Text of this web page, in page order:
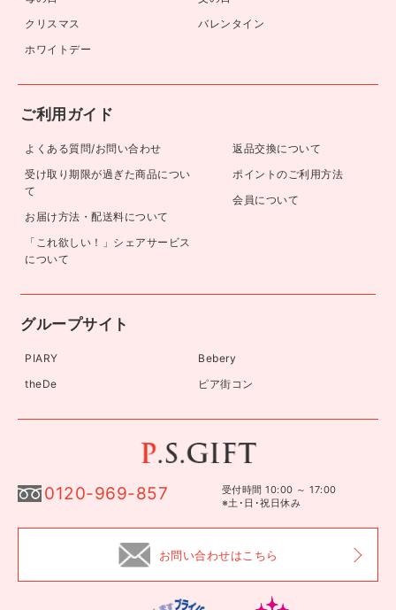
クリスマス
バレンタイン
ホワイトデー
ご利用ガイド
よくある質問/お問い合わせ
受け取り期限が過ぎた商品につい
て
お届け方法・配送料について
「これ欲しい！」シェアサービス
について
返品交換について
ポイントのご利用方法
会員について
グループサイト
PIARY
Bebery
theDe
ピア街コン
0120-969-857
受付時間 10:00 ～ 17:00
※土･日･祝日休み
お問い合わせはこちら